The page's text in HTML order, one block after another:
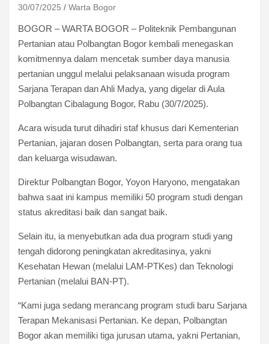
30/07/2025 Warta Bogor
BOGOR – WARTA BOGOR – Politeknik Pembangunan
Pertanian atau Polbangtan Bogor kembali menegaskan
komitmennya dalam mencetak sumber daya manusia
pertanian unggul melalui pelaksanaan wisuda program
Sarjana Terapan dan Ahli Madya, yang digelar di Aula
Polbangtan Cibalagung Bogor, Rabu (30/7/2025).
Acara wisuda turut dihadiri staf khusus dari Kementerian
Pertanian, jajaran dosen Polbangtan, serta para orang tua
dan keluarga wisudawan.
Direktur Polbangtan Bogor, Yoyon Haryono, mengatakan
bahwa saat ini kampus memiliki 50 program studi dengan
status akreditasi baik dan sangat baik.
Selain itu, ia menyebutkan ada dua program studi yang
tengah didorong peningkatan akreditasinya, yakni
Kesehatan Hewan (melalui LAM-PTKes) dan Teknologi
Pertanian (melalui BAN-PT).
“Kami juga sedang merancang program studi baru Sarjana
Terapan Mekanisasi Pertanian. Ke depan, Polbangtan
Bogor akan memiliki tiga jurusan utama, yakni Pertanian,